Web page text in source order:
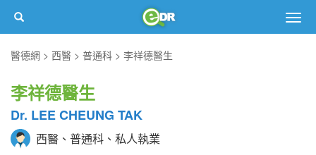
醫德網
西醫 普通科 李祥德醫生
李祥德醫生
Dr. LEE CHEUNG TAK
西醫、普通科、私人執業